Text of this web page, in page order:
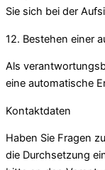
Sie sich bei der
12. Bestehen einer
Als
eine automatische
Kontaktdaten
Haben Sie Fragen
die Durchsetzung